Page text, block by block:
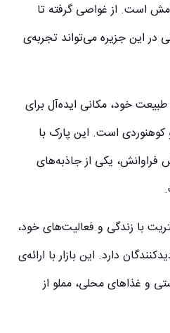
است. از غواصی گرفته تا
در این جزیره می‌تواند تجربه‌ی
خود، مکانی ایده‌آل برای
کوهنوردی است. این پارک با
یکی از جاذبه‌های
با زندگی و فعالیت‌های خود،
دارد. این بازار با ارائه‌ی
و غذاهای محلی، مملو از